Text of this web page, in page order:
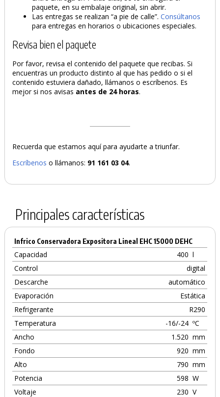
paquete, en su embalaje original, sin abrir.
Las entregas se realizan “a pie de calle”.Consúltanos
para entregas en horarios o ubicaciones especiales.
Revisa bien el paquete
Por favor, revisa el contenido del paquete que recibas. Si
encuentras un producto distinto al que has pedido o si el
contenido estuviera dañado, llámanos o escríbenos. Es
mejor si nos avisas antes de 24 horas.
Recuerda que estamos aquí para ayudarte a triunfar.
Escríbenos o llámanos: 91 161 03 04.
Principales características
Infrico Conservadora Expositora Lineal EHC 15000 DEHC
Capacidad 400 l
Control
digital
Descarche
automático
Evaporación
Estática
Refrigerante
R290
Temperatura
-16/-24 ºC
Ancho
1.520 mm
Fondo
920 mm
Alto
790 mm
Potencia
598 W
Voltaje
230 V